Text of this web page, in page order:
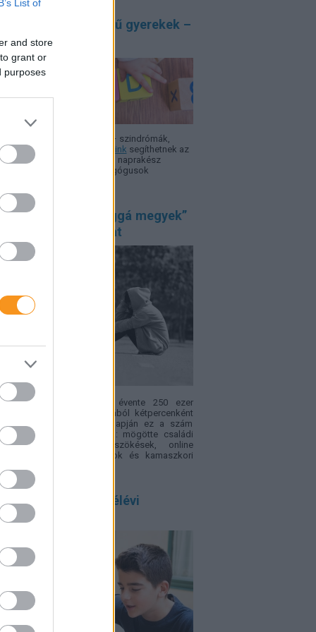
List of
and store
grant or
purposes
nevelési igényű gyerekek –
ADHD, autizmus, Asperger – szindró­mák,
nehézségek.
Szakcikkeink segíthetnek az
hogy minél több, naprakész
álljon a szülők, pedagógusok
kamasz: a „világgá megyek”
is torkollhat
becslések szerint évente 250 ezer
tűnik el – vagyis nagyjából kétpercenként
Az Eltűnt gyerekek világnapján ez a szám
rendőrségi statisztika: mögötte családi
bántalmazás, szökések, online
intézményi hiányok és kamaszkori
szülő félreérti a félévi
ezért!